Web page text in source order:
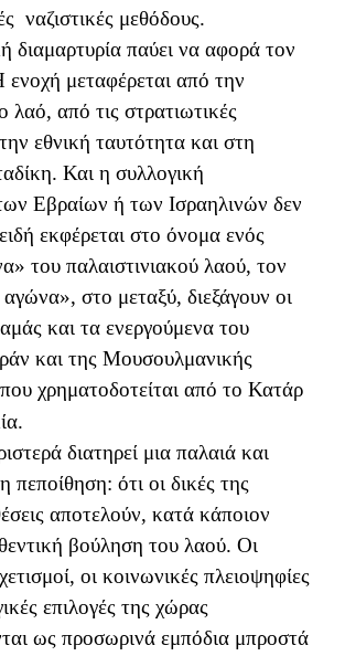
ναζιστικές μεθόδους.
διαμαρτυρία παύει να αφορά τον
μεταφέρεται από την
λαό, από τις στρατιωτικές
εθνική ταυτότητα και στη
Και η συλλογική
Εβραίων ή των Ισραηλινών δεν
εκφέρεται στο όνομα ενός
του παλαιστινιακού λαού, τον
στο μεταξύ, διεξάγουν οι
και τα ενεργούμενα του
και της Μουσουλμανικής
χρηματοδοτείται από το Κατάρ
διατηρεί μια παλαιά και
πεποίθηση: ότι οι δικές της
αποτελούν, κατά κάποιον
βούληση του λαού. Οι
οι κοινωνικές πλειοψηφίες
επιλογές της χώρας
ως προσωρινά εμπόδια μπροστά